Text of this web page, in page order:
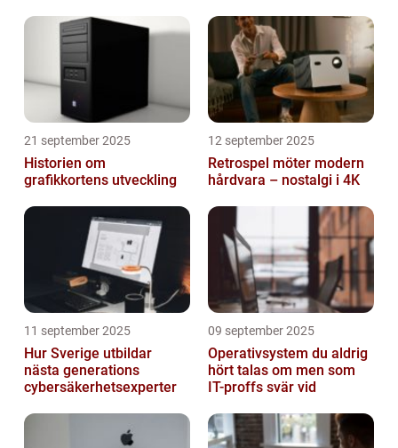
21 september 2025
Historien om
grafikkortens utveckling
12 september 2025
Retrospel möter modern
hårdvara – nostalgi i 4K
11 september 2025
Hur Sverige utbildar
nästa generations
cybersäkerhetsexperter
09 september 2025
Operativsystem du aldrig
hört talas om men som
IT-proffs svär vid